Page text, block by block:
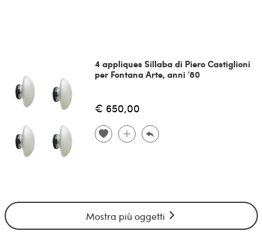
4 appliques Sillaba di Piero Castiglioni
per Fontana Arte, anni '80
€ 650,00
Mostra più oggetti